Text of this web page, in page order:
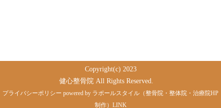
Copyright(c) 2023
健心整骨院 All Rights Reserved.
プライバシーポリシー powered by ラポールスタイル（整骨院・整体院・治療院HP
制作） LINK